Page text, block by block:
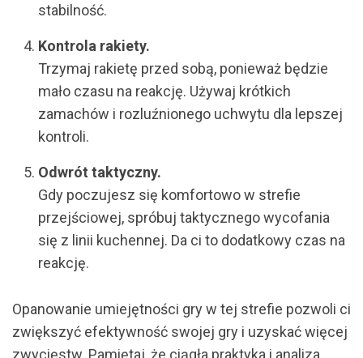
stabilność.
Kontrola rakiety.
Trzymaj rakietę przed sobą, ponieważ będzie
mało czasu na reakcję. Używaj krótkich
zamachów i rozluźnionego uchwytu dla lepszej
kontroli.
Odwrót taktyczny.
Gdy poczujesz się komfortowo w strefie
przejściowej, spróbuj taktycznego wycofania
się z linii kuchennej. Da ci to dodatkowy czas na
reakcję.
Opanowanie umiejętności gry w tej strefie pozwoli ci
zwiększyć efektywność swojej gry i uzyskać więcej
zwycięstw. Pamiętaj, że ciągła praktyka i analiza